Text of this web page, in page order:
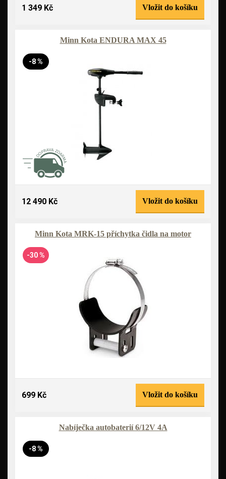
1 349 Kč Vložit do košíku
Minn Kota ENDURA MAX 45
-8 %
12 490 Kč Vložit do košíku
Minn Kota MRK-15 příchytka čidla na motor
-30 %
699 Kč Vložit do košíku
Nabíječka autobaterií 6/12V 4A
-8 %